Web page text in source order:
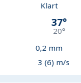
Klart
37°
20°
0,2 mm
3 (6) m/s